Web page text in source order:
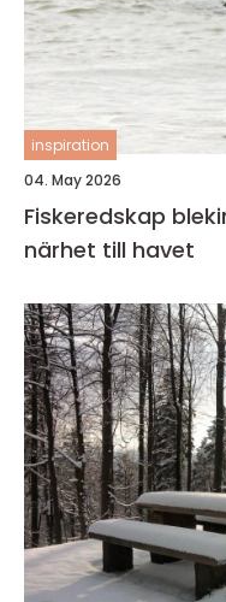
inspiration
04. May 2026
Fiskeredskap blekinge kunskap,
närhet till havet